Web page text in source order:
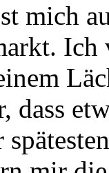
mich
Ich
dass